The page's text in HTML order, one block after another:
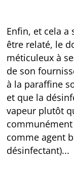
Enfin, et cela
être relaté, le
méticuleux à
de son
à la paraffine
et que la
vapeur plutôt
comme agent
désinfectant)...